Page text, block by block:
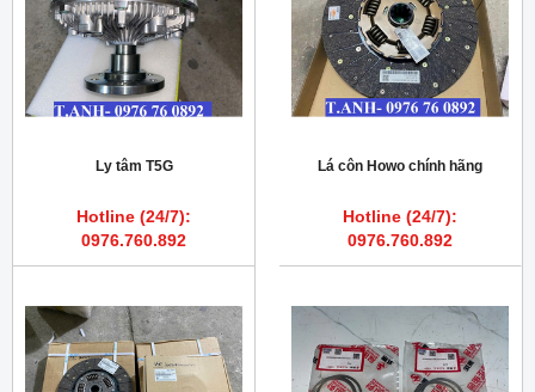
Ly tâm T5G
Hotline (24/7):
0976.760.892
Lá côn Howo chính hãng
Hotline (24/7):
0976.760.892